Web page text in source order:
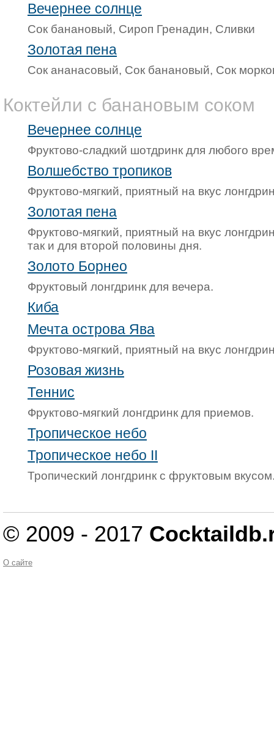
Вечернее солнце
Сок банановый, Сироп Гренадин, Сливки
Золотая пена
Сок ананасовый, Сок банановый, Сок
Коктейли с банановым соком
Вечернее солнце
Фруктово-сладкий шотдринк для любого
Волшебство тропиков
Фруктово-мягкий, приятный на вкус
Золотая пена
Фруктово-мягкий, приятный на вкус
так и для второй половины дня.
Золото Борнео
Фруктовый лонгдринк для вечера.
Киба
Мечта острова Ява
Фруктово-мягкий, приятный на вкус
Розовая жизнь
Теннис
Фруктово-мягкий лонгдринк для приемов.
Тропическое небо
Тропическое небо II
Тропический лонгдринк с фруктовым
© 2009 - 2017
О сайте